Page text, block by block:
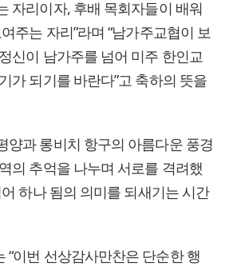
자리이자, 후배 목회자들이 배워
주는 자리”라며 “남가주교협이 보
신이 남가주를 넘어 미주 한인교
가 되기를 바란다”고 축하의 뜻을
양과 롱비치 항구의 아름다운 풍경
의 추억을 나누며 서로를 격려했
하나 됨의 의미를 되새기는 시간
“이번 선상감사만찬은 단순한 행